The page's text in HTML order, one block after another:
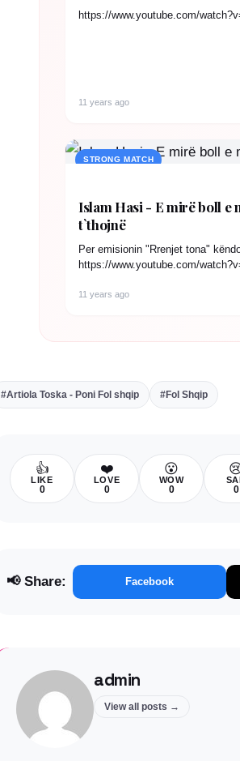
https://www.youtube.com/
11 years ago
STRONG MATCH
Islam Hasi - E mirë boll e
t`thojnë
Per emisionin "Rrenjet tona"
https://www.youtube.com/
11 years ago
#Artiola Toska - Poni Fol shqip #Fol Shqip
👍
LIKE
0
❤️
LOVE
0
😮
WOW
0 0
📢 Share: Facebook
admin
View all posts →